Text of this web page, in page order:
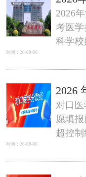
2026
考医
科学校
时间：26-08-06
对口
愿填
超控制
时间：26-08-06